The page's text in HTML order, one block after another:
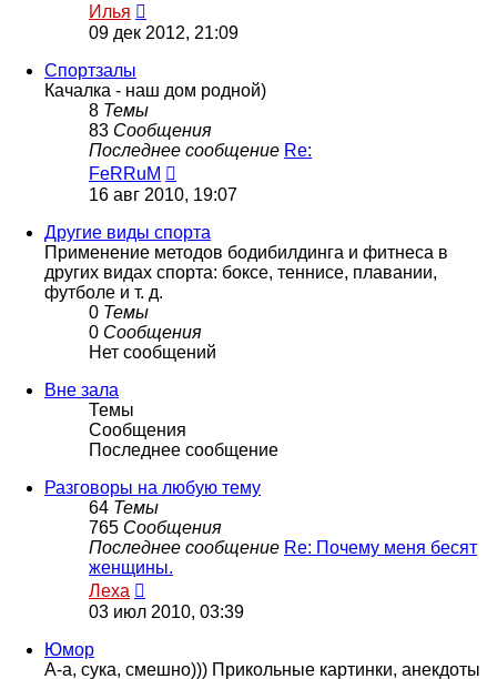
Илья
к
09 дек 2012, 21:09
Спортзалы
Качалка - наш дом родной)
8 Темы
83 Сообщения
Последнее сообщение Re:
FeRRuM
к
сообщению
16 авг 2010, 19:07
Другие виды спорта
Применение методов бодибилдинга и фитнеса в
других видах спорта: боксе, теннисе, плавании,
футболе и т. д.
0 Темы
0 Сообщения
Нет сообщений
Вне зала
Темы
Сообщения
Последнее сообщение
Разговоры на любую тему
64 Темы
765 Сообщения
Последнее сообщение Re: Почему меня бесят
женщины.
Леха
к
03 июл 2010, 03:39
Юмор
А-а, сука, смешно))) Прикольные картинки, анекдоты